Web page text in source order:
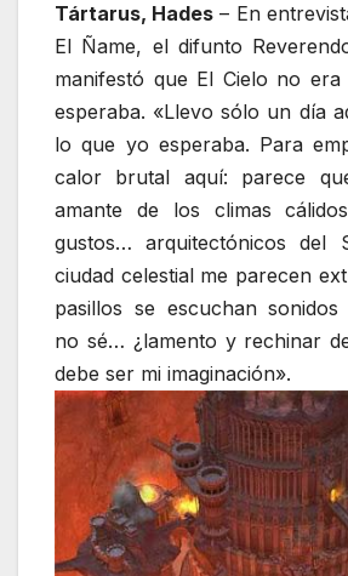
Tártarus, Hades – En
El Ñame, el difunto
manifestó que El Cielo no
esperaba. «Llevo sólo un día
lo que yo esperaba. Para
calor brutal aquí: parece
amante de los climas
gustos… arquitectónicos del
ciudad celestial me parecen
pasillos se escuchan
no sé… ¿lamento y rechinar
debe ser mi imaginación».